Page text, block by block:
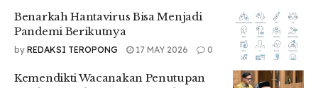
Benarkah Hantavirus Bisa Menjadi
Pandemi Berikutnya
by REDAKSI TEROPONG 17 MAY 2026 0
Kemendikti Wacanakan Penutupan